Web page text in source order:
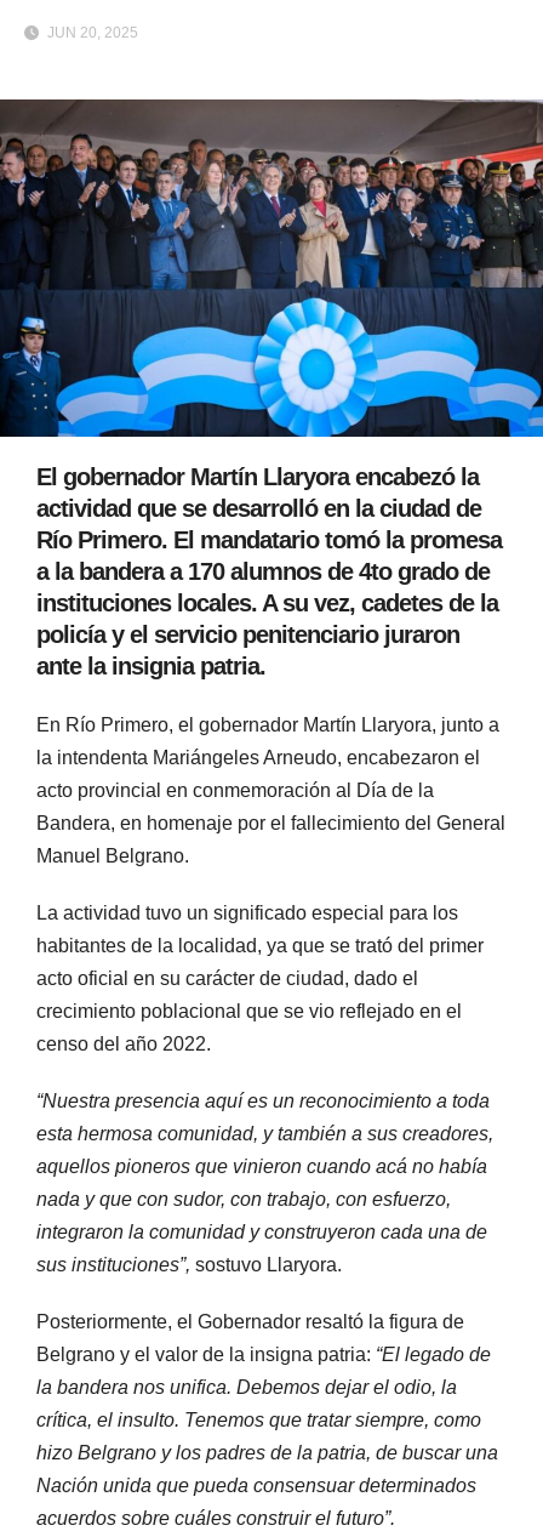
JUN 20, 2025
El gobernador Martín Llaryora encabezó la
actividad que se desarrolló en la ciudad de
Río Primero. El mandatario tomó la promesa
a la bandera a 170 alumnos de 4to grado de
instituciones locales. A su vez, cadetes de la
policía y el servicio penitenciario juraron
ante la insignia patria.
En Río Primero, el gobernador Martín Llaryora, junto a
la intendenta Mariángeles Arneudo, encabezaron el
acto provincial en conmemoración al Día de la
Bandera, en homenaje por el fallecimiento del General
Manuel Belgrano.
La actividad tuvo un significado especial para los
habitantes de la localidad, ya que se trató del primer
acto oficial en su carácter de ciudad, dado el
crecimiento poblacional que se vio reflejado en el
censo del año 2022.
“Nuestra presencia aquí es un reconocimiento a toda
esta hermosa comunidad, y también a sus creadores,
aquellos pioneros que vinieron cuando acá no había
nada y que con sudor, con trabajo, con esfuerzo,
integraron la comunidad y construyeron cada una de
sus instituciones”, sostuvo Llaryora.
Posteriormente, el Gobernador resaltó la figura de
Belgrano y el valor de la insigna patria: “El legado de
la bandera nos unifica. Debemos dejar el odio, la
crítica, el insulto. Tenemos que tratar siempre, como
hizo Belgrano y los padres de la patria, de buscar una
Nación unida que pueda consensuar determinados
acuerdos sobre cuáles construir el futuro”.